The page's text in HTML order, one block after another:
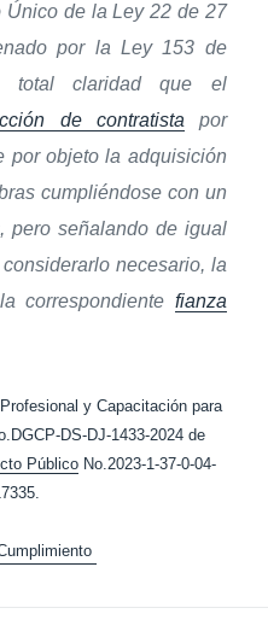
Único de la Ley 22 de 27
por la Ley 153 de
total claridad que el
de contratista por
por objeto la adquisición
cumpliéndose con un
pero señalando de igual
necesario, la
correspondiente fianza
y Capacitación para
DS-DJ-1433-2024 de
PúblicoNo.2023-1-37-0-04-